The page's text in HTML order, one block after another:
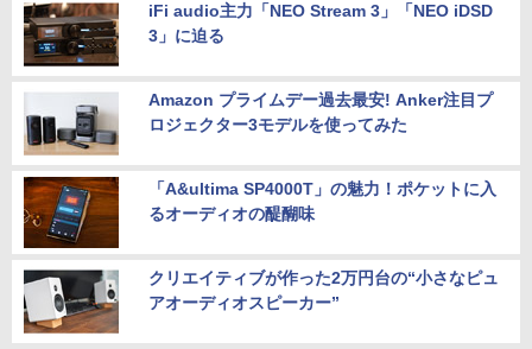
iFi audio主力「NEO Stream 3」「NEO iDSD
3」に迫る
Amazon プライムデー過去最安! Anker注目プ
ロジェクター3モデルを使ってみた
「A&ultima SP4000T」の魅力！ポケットに入
るオーディオの醍醐味
クリエイティブが作った2万円台の“小さなピュ
アオーディオスピーカー”